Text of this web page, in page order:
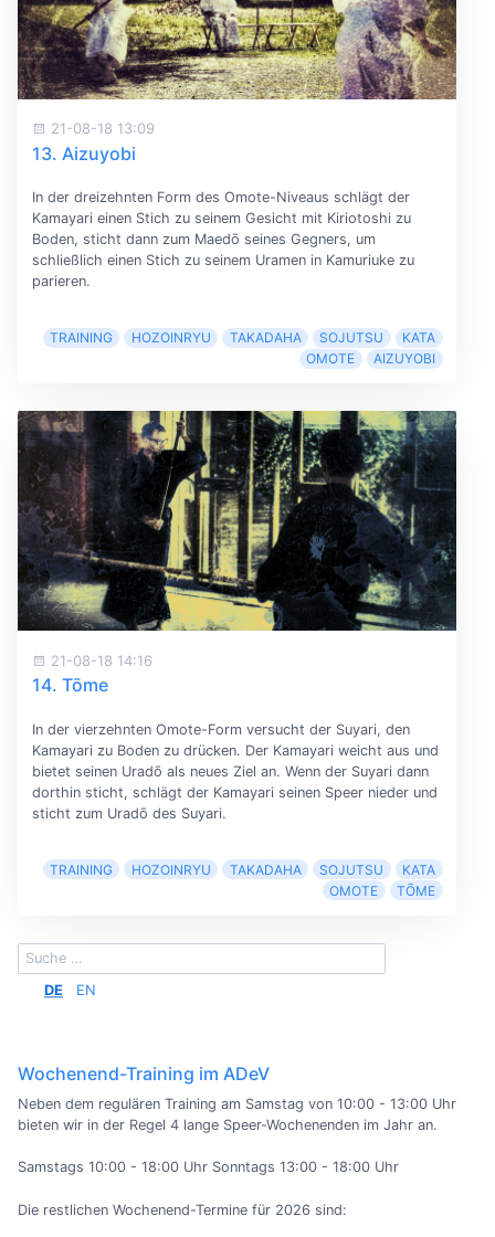
21-08-18 13:09
13. Aizuyobi
In der dreizehnten Form des Omote-Niveaus schlägt der
Kamayari einen Stich zu seinem Gesicht mit Kiriotoshi zu
Boden, sticht dann zum Maedō seines Gegners, um
schließlich einen Stich zu seinem Uramen in Kamuriuke zu
parieren.
TRAINING HOZOINRYU TAKADAHA SOJUTSU
KATA
OMOTE
AIZUYOBI
21-08-18 14:16
14. Tōme
In der vierzehnten Omote-Form versucht der Suyari, den
Kamayari zu Boden zu drücken. Der Kamayari weicht aus und
bietet seinen Uradō als neues Ziel an. Wenn der Suyari dann
dorthin sticht, schlägt der Kamayari seinen Speer nieder und
sticht zum Uradō des Suyari.
TRAINING HOZOINRYU TAKADAHA SOJUTSU
KATA
OMOTE
TŌME
DE EN
Wochenend-Training im ADeV
Neben dem regulären Training am Samstag von 10:00 - 13:00 Uhr
bieten wir in der Regel 4 lange Speer-Wochenenden im Jahr an.
Samstags 10:00 - 18:00 Uhr Sonntags 13:00 - 18:00 Uhr
Die restlichen Wochenend-Termine für 2026 sind: